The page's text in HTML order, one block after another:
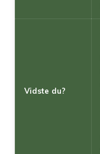
Vidste du?